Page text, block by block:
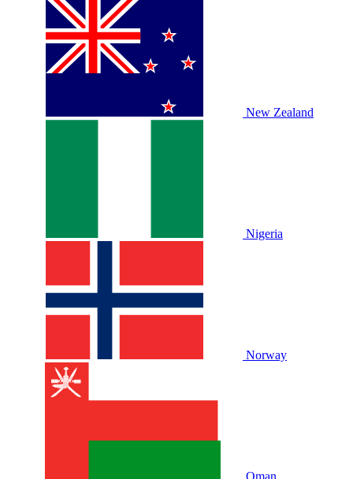
New Zealand
Nigeria
Norway
Oman